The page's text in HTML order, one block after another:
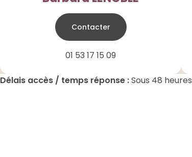
Contacter
01 53 17 15 09
Délais accès / temps réponse :Sous 48 heures